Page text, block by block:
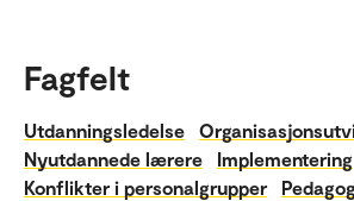
Fagfelt
Utdanningsledelse
Nyutdannede lærere
Implementering
Konflikter i personalgrupper